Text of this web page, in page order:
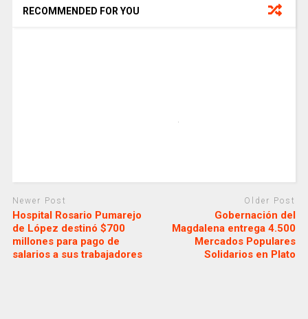
RECOMMENDED FOR YOU
Newer Post
Hospital Rosario Pumarejo
de López destinó $700
millones para pago de
salarios a sus trabajadores
Older Post
Gobernación del
Magdalena entrega 4.500
Mercados Populares
Solidarios en Plato